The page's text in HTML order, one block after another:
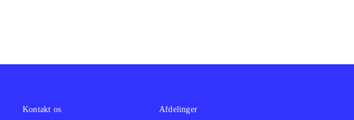
Kontakt os Afdelinger